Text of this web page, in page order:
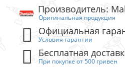
Производитель:
Оригинальная продукция
Официальная
Условия гарантии
Бесплатная
При покупке от 500 гривен